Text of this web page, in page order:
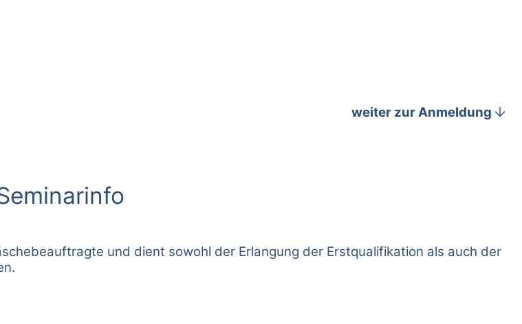
weiter zur Anmeldung arrow_downward
und dient sowohl der Erlangung der Erstqualifikation als auch der